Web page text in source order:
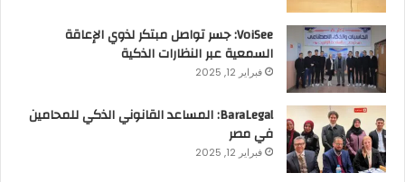
VoiSee: جسر تواصل مبتكر لذوي الإعاقة
السمعية عبر النظارات الذكية
فبراير 12, 2025
BaraLegal: المساعد القانوني الذكي للمحامين
في مصر
فبراير 12, 2025